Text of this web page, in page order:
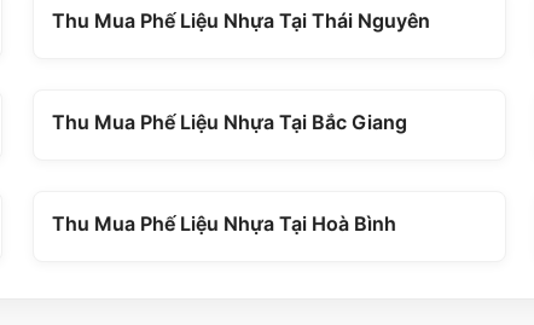
Thu Mua Phế Liệu Nhựa Tại Thái Nguyên
Thu Mua Phế Liệu Nhựa Tại Bắc Giang
Thu Mua Phế Liệu Nhựa Tại Hoà Bình